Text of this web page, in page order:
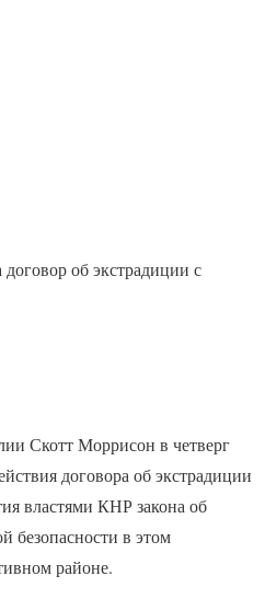
об экстрадиции с
Скотт Моррисон в четверг
договора об экстрадиции
властями КНР закона об
безопасности в этом
районе.